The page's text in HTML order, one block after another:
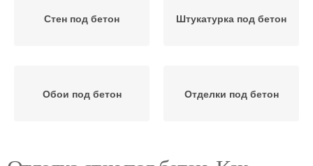
Стен под бетон Штукатурка под бетон
Обои под бетон Отделки под бетон